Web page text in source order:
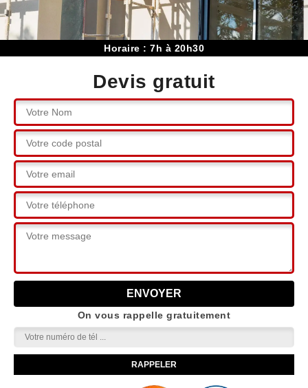
Horaire : 7h à 20h30
Devis gratuit
On vous rappelle gratuitement